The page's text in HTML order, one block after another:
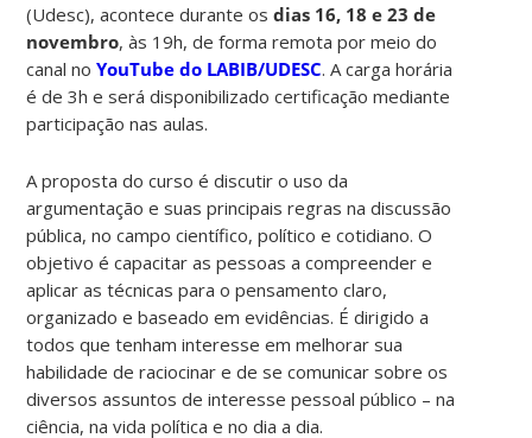
(Udesc), acontece durante osdias 16, 18 e 23 de
novembro, às 19h, de forma remota por meio do
canal noYouTube do LABIB/UDESC. A carga horária
é de 3h e será disponibilizado certificação mediante
participação nas aulas.
A proposta do curso é discutir o uso da
argumentação e suas principais regras na discussão
pública, no campo científico, político e cotidiano. O
objetivo é capacitar as pessoas a compreender e
aplicar as técnicas para o pensamento claro,
organizado e baseado em evidências. É dirigido a
todos que tenham interesse em melhorar sua
habilidade de raciocinar e de se comunicar sobre os
diversos assuntos de interesse pessoal público – na
ciência, na vida política e no dia a dia.